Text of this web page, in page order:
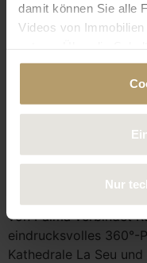
damit können Sie alle
Videos von
bestimmte Cookies
deaktivieren. Weitere
verwendeten Cookies
Nur
von Palma verbindet
eindrucksvolles 360°-
Kathedrale La Seu